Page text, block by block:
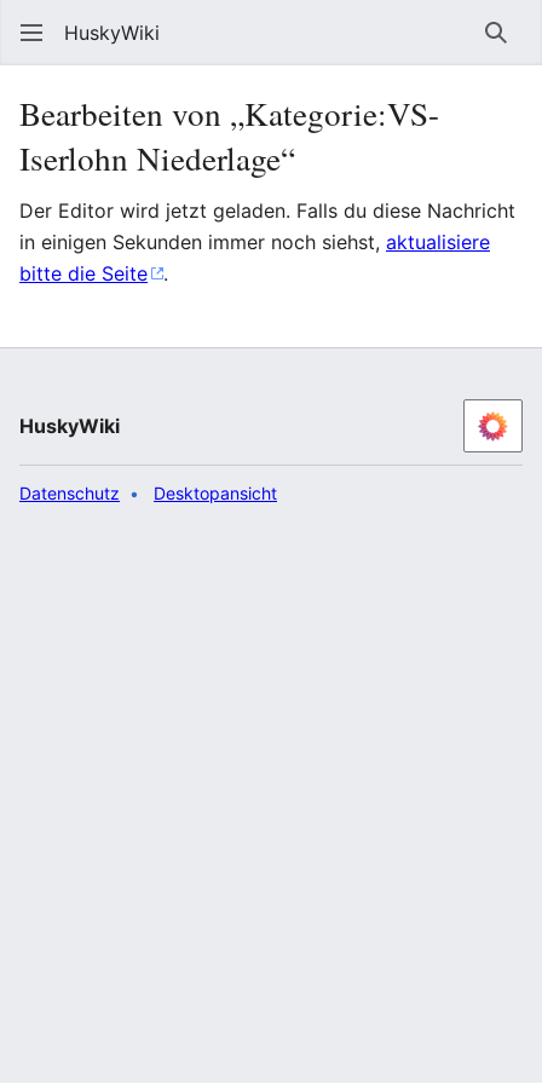
HuskyWiki
Bearbeiten von „Kategorie:VS-
Iserlohn Niederlage“
Der Editor wird jetzt geladen. Falls du diese Nachricht
in einigen Sekunden immer noch siehst, aktualisiere
bitte die Seite
.
HuskyWiki
Datenschutz Desktopansicht